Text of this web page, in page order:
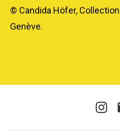
© Candida Höfer,
Genève.